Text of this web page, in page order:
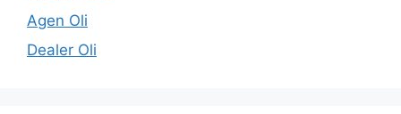
Agen Oli
Dealer Oli